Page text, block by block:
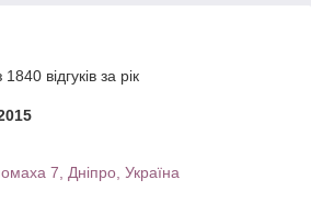
відгуків за рік
7, Дніпро, Україна